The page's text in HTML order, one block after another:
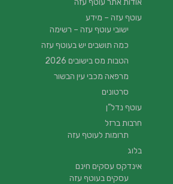
עוטף עזה – מידע
ישובי עוטף עזה – רשימה
כמה תושבים יש בעוטף עזה
הטבות מס בישובים 2026
מרפאה מכבי עין הבשור
סרטונים
עוטף נדל”ן
חרבות ברזל
תרומות לעוטף עזה
בלוג
אינדקס עסקים חינם
עסקים בעוטף עזה